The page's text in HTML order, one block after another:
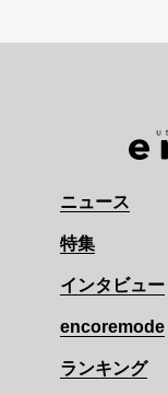
ニュース
特集
インタビュー
encoremode
ランキング